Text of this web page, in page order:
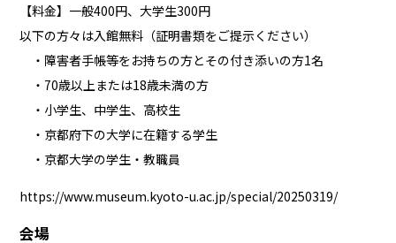
【料金】一般400円、大学生300円
以下の方々は入館無料（証明書類をご提示ください）
・障害者手帳等をお持ちの方とその付き添いの方1名
・70歳以上または18歳未満の方
・小学生、中学生、高校生
・京都府下の大学に在籍する学生
・京都大学の学生・教職員
https://www.museum.kyoto-u.ac.jp/special/20250319/
会場